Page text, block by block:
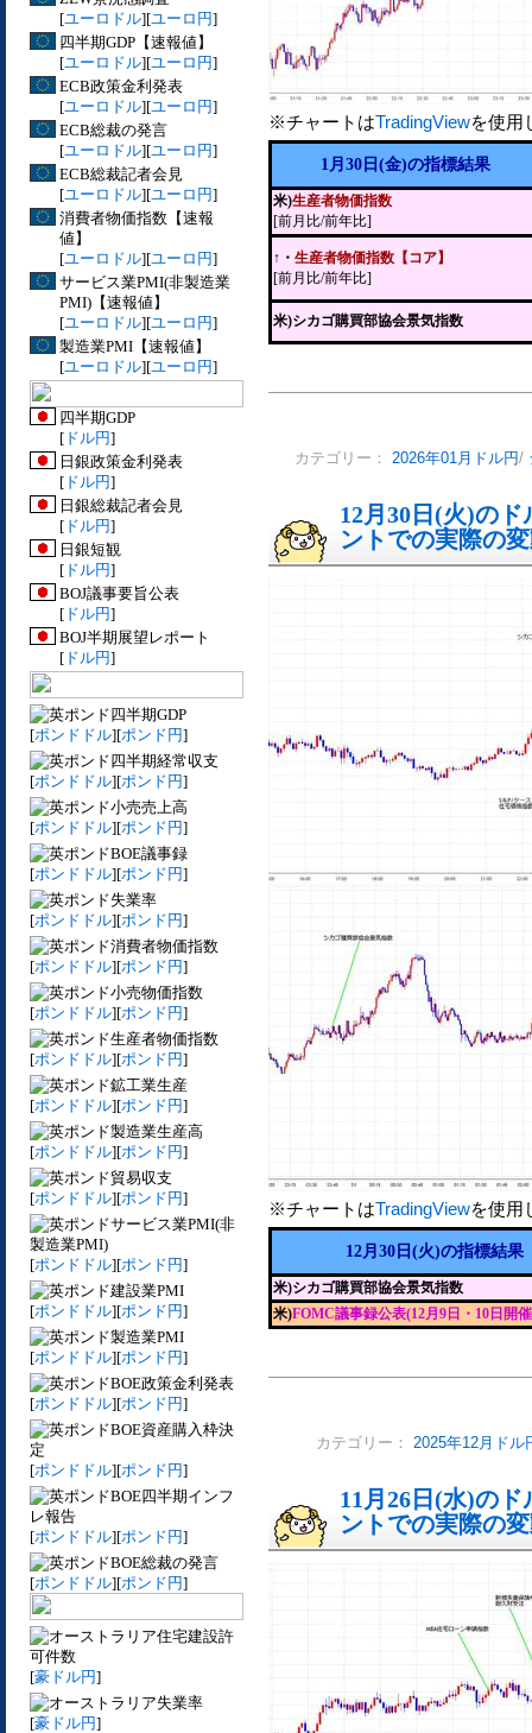
[ユーロドル][ユーロ円]
四半期GDP【速報値】
[ユーロドル][ユーロ円]
ECB政策金利発表
[ユーロドル][ユーロ円]
ECB総裁の発言
[ユーロドル][ユーロ円]
ECB総裁記者会見
[ユーロドル][ユーロ円]
消費者物価指数【速報
値】
[ユーロドル][ユーロ円]
サービス業PMI(非製造業
PMI)【速報値】
[ユーロドル][ユーロ円]
製造業PMI【速報値】
[ユーロドル][ユーロ円]
四半期GDP
[ ドル円]
日銀政策金利発表
[ ドル円]
日銀総裁記者会見
[ ドル円]
日銀短観
[ ドル円]
BOJ議事要旨公表
[ ドル円]
BOJ半期展望レポート
[ ドル円]
四半期GDP
[ポンドドル][ポンド円]
四半期経常収支
[ポンドドル][ポンド円]
小売売上高
[ポンドドル][ポンド円]
BOE議事録
[ポンドドル][ポンド円]
失業率
[ポンドドル][ポンド円]
消費者物価指数
[ポンドドル][ポンド円]
小売物価指数
[ポンドドル][ポンド円]
生産者物価指数
[ポンドドル][ポンド円]
鉱工業生産
[ポンドドル][ポンド円]
製造業生産高
[ポンドドル][ポンド円]
貿易収支
[ポンドドル][ポンド円]
サービス業PMI(非
製造業PMI)
[ポンドドル][ポンド円]
建設業PMI
[ポンドドル][ポンド円]
製造業PMI
[ポンドドル][ポンド円]
BOE政策金利発表
[ポンドドル][ポンド円]
BOE資産購入枠決
定
[ポンドドル][ポンド円]
BOE四半期インフ
レ報告
[ポンドドル][ポンド円]
BOE総裁の発言
[ポンドドル][ポンド円]
住宅建設許
可件数
[豪ドル円]
失業率
[豪ドル円]
※チャートはTradingViewを使用
1月30日(金)の指標結果
米)生産者物価指数
[前月比/前年比]
↑・ 生産者物価指数【コア】
[前月比/前年比]
米)シカゴ購買部協会景気指数
カテゴリー： 2026年01月ドル円/
12月30日(火)の
ントでの実際の
※チャートはTradingViewを使用
12月30日(火)の指標結果
米)シカゴ購買部協会景気指数
米)FOMC議事録公表(12月9日・10日開
カテゴリー： 2025年12月ドル
11月26日(水)の
ントでの実際の